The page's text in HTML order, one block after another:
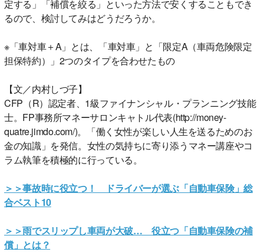
定する」「補償を絞る」といった方法で安くすることもでき
るので、検討してみはどうだろうか。
※「車対車＋A」とは、「車対車」と「限定A（車両危険限定
担保特約）」2つのタイプを合わせたもの
【文／内村しづ子】
CFP（R）認定者、1級ファイナンシャル・プランニング技能
士。FP事務所マネーサロンキャトル代表(http://money-
quatre.jimdo.com/)。「働く女性が楽しい人生を送るためのお
金の知識」を発信。女性の気持ちに寄り添うマネー講座やコ
ラム執筆を積極的に行っている。
＞＞事故時に役立つ！ ドライバーが選ぶ「自動車保険」総
合ベスト10
＞＞雨でスリップし車両が大破… 役立つ「自動車保険の補
償」とは？